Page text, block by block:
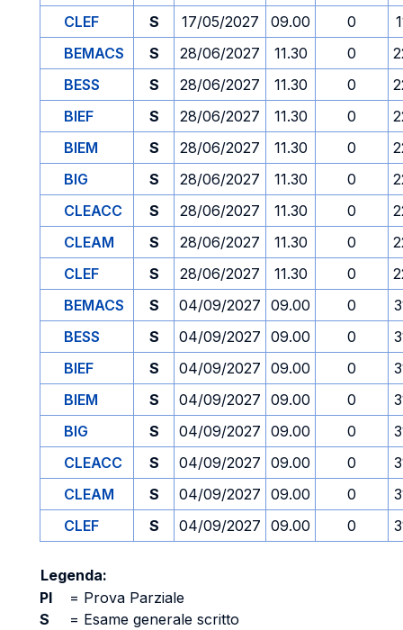
CLEF
S 17/05/2027 09.00 0
BEMACS
S 28/06/2027 11.30 0
BESS
S 28/06/2027 11.30 0
BIEF
S 28/06/2027 11.30 0
BIEM
S 28/06/2027 11.30 0
BIG
S 28/06/2027 11.30 0
CLEACC
S 28/06/2027 11.30 0
CLEAM
S 28/06/2027 11.30 0
CLEF
S 28/06/2027 11.30 0
BEMACS
S 04/09/2027 09.00 0
BESS
S 04/09/2027 09.00 0
BIEF
S 04/09/2027 09.00 0
BIEM
S 04/09/2027 09.00 0
BIG
S 04/09/2027 09.00 0
CLEACC
S 04/09/2027 09.00 0
CLEAM
S 04/09/2027 09.00 0
CLEF
S 04/09/2027 09.00 0
Legenda:
PI
= Prova Parziale
S
= Esame generale scritto